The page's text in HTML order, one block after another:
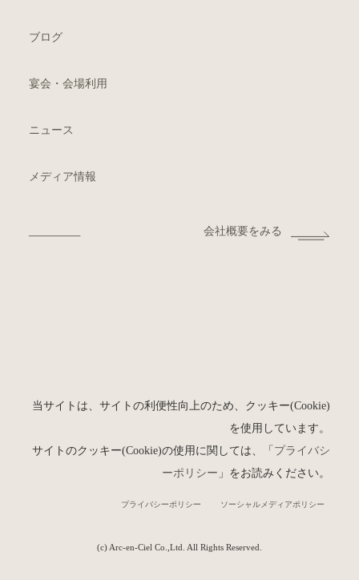
ブログ
宴会・会場利用
ニュース
メディア情報
会社概要をみる
当サイトは、サイトの利便性向上のため、クッキー(Cookie)
を使用しています。
サイトのクッキー(Cookie)の使用に関しては、「 プライバシ
ーポリシー 」をお読みください。
プライバシーポリシー ソーシャルメディアポリシー
(c) Arc-en-Ciel Co.,Ltd. All Rights Reserved.